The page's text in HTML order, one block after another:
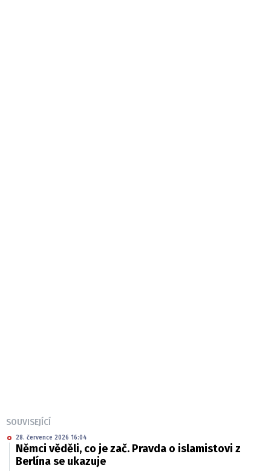
SOUVISEJÍCÍ
28. července 2026 16:04
Němci věděli, co je zač. Pravda o islamistovi z
Berlína se ukazuje